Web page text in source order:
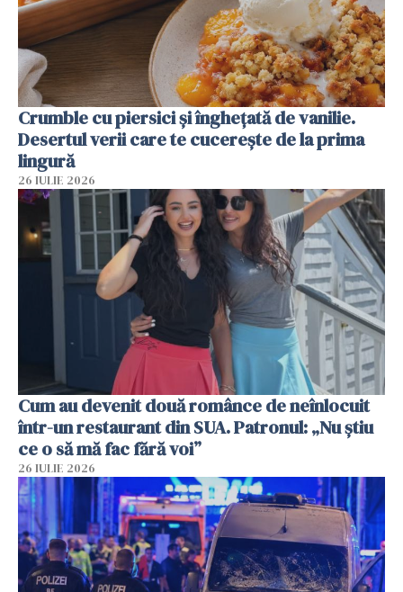
Crumble cu piersici și înghețată de vanilie.
Desertul verii care te cucerește de la prima
lingură
26 IULIE 2026
Cum au devenit două românce de neînlocuit
într-un restaurant din SUA. Patronul: „Nu știu
ce o să mă fac fără voi”
26 IULIE 2026